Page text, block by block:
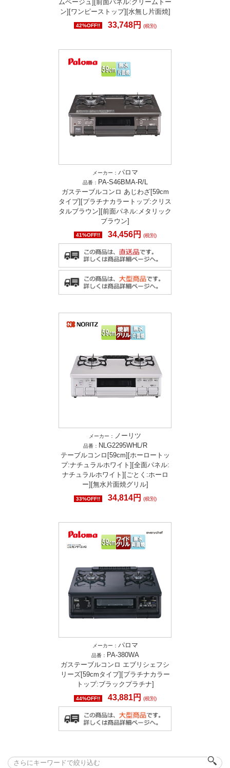
ムベージュ][前面パネル:クリームトー
ン][ワンピーストップ][水無し片面焼]
42%OFF!! 33,748円 (税別)
メーカー： パロマ
品番： PA-S46BMA-R/L
ガステーブルコンロ あじわざ[59cm
タイプ][プラチナカラートップ:クリス
タルブラウン][前面パネル:メタリック
ブラウン]
41%OFF!! 34,456円 (税別)
メーカー： ノーリツ
品番： NLG2295WHL/R
テーブルコンロ[59cm][ホーロートッ
プ:ナチュラルホワイト][全面パネル:
ナチュラルホワイト][ごとく:ホーロ
ー][無水片面焼グリル]
33%OFF!! 34,814円 (税別)
メーカー： パロマ
品番： PA-380WA
ガステーブルコンロ エブリシェフシ
リーズ[59cmタイプ][プラチナカラー
トップ:ブラックプラチナ]
44%OFF!! 43,881円 (税別)